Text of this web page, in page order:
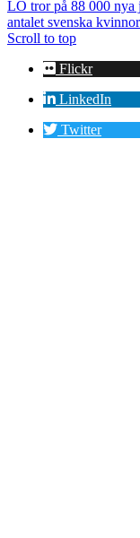
LO tror på 88 000 nya
antalet svenska
Scroll to top
Flickr
LinkedIn
Twitter